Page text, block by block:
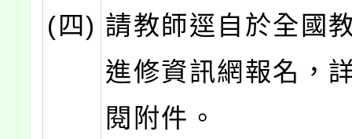
(四) 請教師逕自於全國
進修資訊網報名，
閱附件。